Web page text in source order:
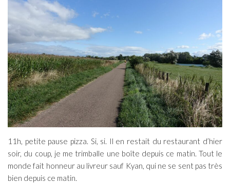
11h, petite pause pizza. Si, si. Il en restait du restaurant d’hier
soir, du coup, je me trimballe une boîte depuis ce matin. Tout le
monde fait honneur au livreur sauf Kyan, qui ne se sent pas très
bien depuis ce matin.